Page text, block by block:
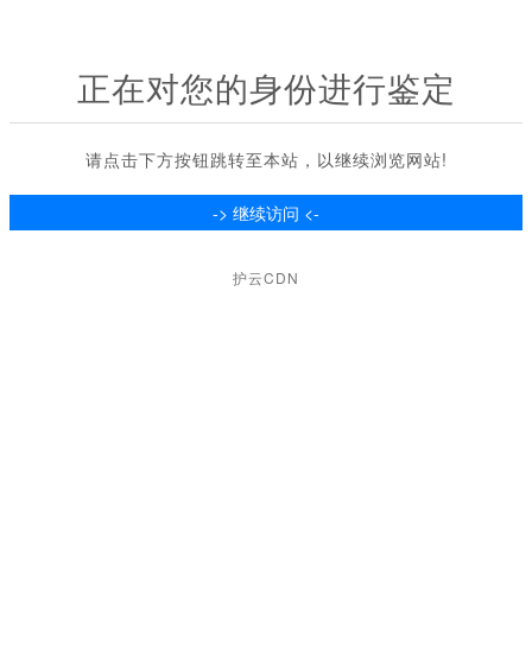
正在对您的身份进行鉴定
请点击下方按钮跳转至本站，以继续浏览网站!
护云CDN